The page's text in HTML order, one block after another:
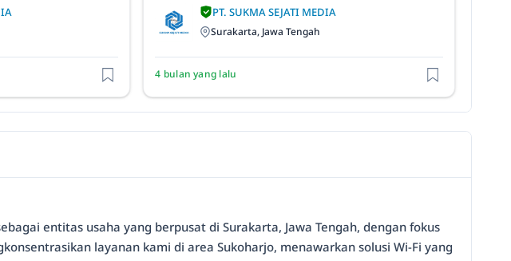
PT. SUKMA SEJATI MEDIA
Surakarta, Jawa Tengah
4 bulan yang lalu
entitas usaha yang berpusat di Surakarta, Jawa Tengah, dengan fokus
layanan kami di area Sukoharjo, menawarkan solusi Wi-Fi yang